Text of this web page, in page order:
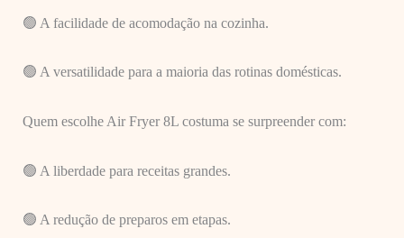
🟢 A facilidade de acomodação na cozinha.
🟢 A versatilidade para a maioria das rotinas domésticas.
Quem escolhe Air Fryer 8L costuma se surpreender com:
🟢 A liberdade para receitas grandes.
🟢 A redução de preparos em etapas.